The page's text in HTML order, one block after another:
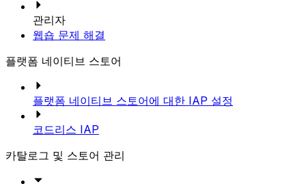
관리자
웹숍 문제 해결
플랫폼 네이티브 스토어
플랫폼 네이티브 스토어에 대한 IAP 설정
코드리스 IAP
카탈로그 및 스토어 관리